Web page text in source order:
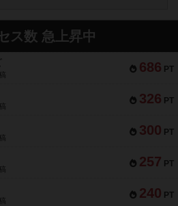
ス数 急上昇中
686 PT
326 PT
300 PT
257 PT
240 PT